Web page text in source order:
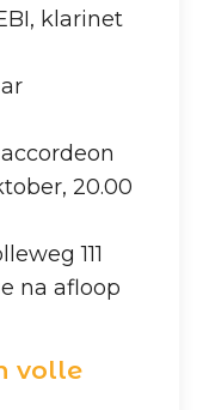
klarinet
20.00
111
na afloop
volle